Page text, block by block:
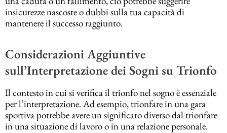
insicurezze nascoste o dubbi sulla tua capacità di
mantenere il successo raggiunto.
Considerazioni Aggiuntive
sull’Interpretazione dei Sogni su Trionfo
Il contesto in cui si verifica il trionfo nel sogno è essenziale
per l’interpretazione. Ad esempio, trionfare in una gara
sportiva potrebbe avere un significato diverso dal trionfare
in una situazione di lavoro o in una relazione personale.